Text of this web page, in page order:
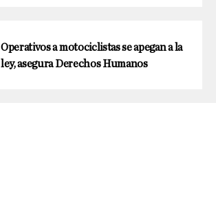
Operativos a motociclistas se apegan a la
ley, asegura Derechos Humanos